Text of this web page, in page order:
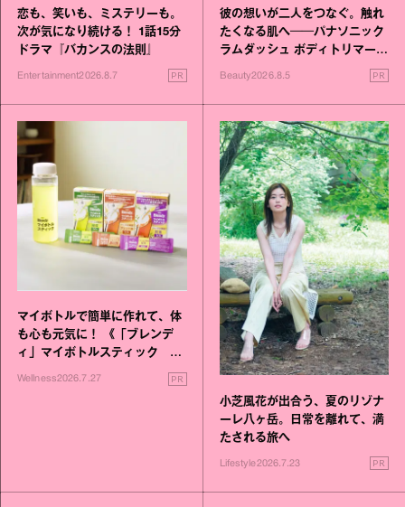
恋も、笑いも、ミステリーも。
次が気になり続ける！ 1話15分
ドラマ『バカンスの法則』
Entertainment2026.8.7 PR
彼の想いが二人をつなぐ。触れ
たくなる肌へ──パナソニック
ラムダッシュ ボディトリマーが
Beauty2026.8.5 PR
マイボトルで簡単に作れて、体
も心も元気に！ 《「ブレンデ
ィ」マイボトルスティック い
いこと毎日》シリーズが誕生
Wellness2026.7.27 PR
小芝風花が出合う、夏のリゾナ
ーレ八ヶ岳。日常を離れて、満
たされる旅へ
Lifestyle2026.7.23 PR